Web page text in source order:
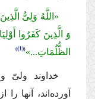
«اللَّهُ وَلِىُّ
وَ الَّذِینَ كَفَرُوا
الظُّلُمَاتِ...» (1)
خداوند
آورده‌اند، آنها